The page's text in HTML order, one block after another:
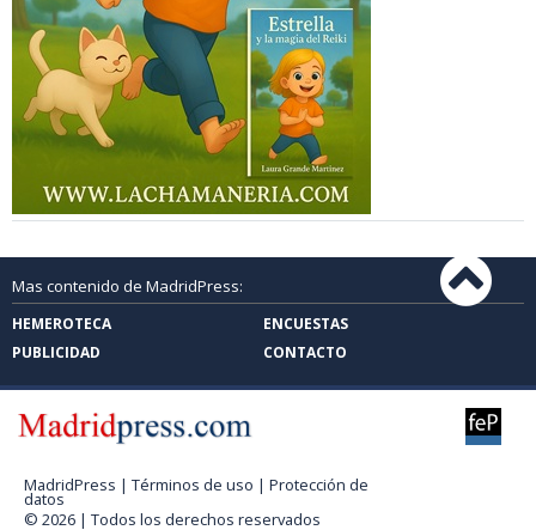
Mas contenido de MadridPress:
HEMEROTECA
ENCUESTAS
PUBLICIDAD
CONTACTO
MadridPress | Términos de uso | Protección de
datos
© 2026 | Todos los derechos reservados